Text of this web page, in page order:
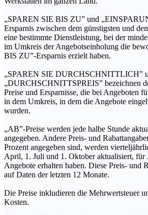
„SPAREN SIE BIS ZU” und
Ersparnis zwischen dem günstigsten und
eine bestimmte Dienstleistung, bei der
im Umkreis der Angebotseinholung die
BIS ZU”-Ersparnis erzielt haben.
„SPAREN SIE DURCHSCHNITTLICH”
„DURCHSCHNITTSPREIS” bezeichnen
Preise und Ersparnisse, die bei Angeboten
in dem Umkreis, in dem die Angebote
wurden.
„AB”-Preise werden jede halbe Stunde
angegeben. Andere Preis- und
Prozent angegeben sind, werden
April, 1. Juli und 1. Oktober aktualisiert, für
Angebote erhalten haben. Diese Preis- und
auf Daten der letzten 12 Monate.
Die Preise inkludieren die Mehrwertsteuer
Kosten.